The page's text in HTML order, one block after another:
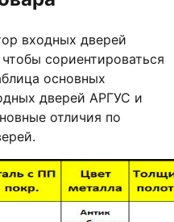
входных дверей
сориентироваться
основных
дверей АРГУС и
отличия по